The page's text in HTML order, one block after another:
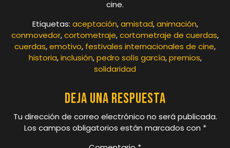
cine.
Etiquetas: aceptación,amistad,animación,
conmovedor,cortometraje,cortometraje de cuerdas,
cuerdas,emotivo, festivales internacionales de cine,
historia,inclusión,pedro solís garcía,premios,
solidaridad
Deja una respuesta
Tu dirección de correo electrónico no será publicada.
Los campos obligatorios están marcados con *